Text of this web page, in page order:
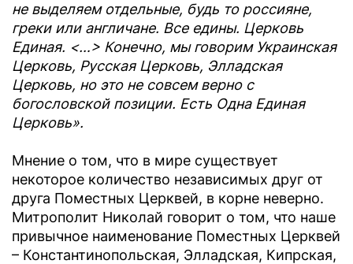
не выделяем отдельные, будь то россияне,
греки или англичане. Все едины. Церковь
Единая. <…> Конечно, мы говорим Украинская
Церковь, Русская Церковь, Элладская
Церковь, но это не совсем верно с
богословской позиции. Есть Одна Единая
Церковь».
Мнение о том, что в мире существует
некоторое количество независимых друг от
друга Поместных Церквей, в корне неверно.
Митрополит Николай говорит о том, что наше
привычное наименование Поместных Церквей
– Константинопольская, Элладская, Кипрская,